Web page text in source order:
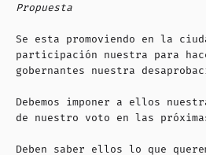
Propuesta
Se esta promoviendo en la
participación nuestra para
gobernantes nuestra
Debemos imponer a ellos
de nuestro voto en las
Deben saber ellos lo que